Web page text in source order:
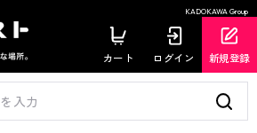
KADOKAWA Group
カート ログイン 新規登録